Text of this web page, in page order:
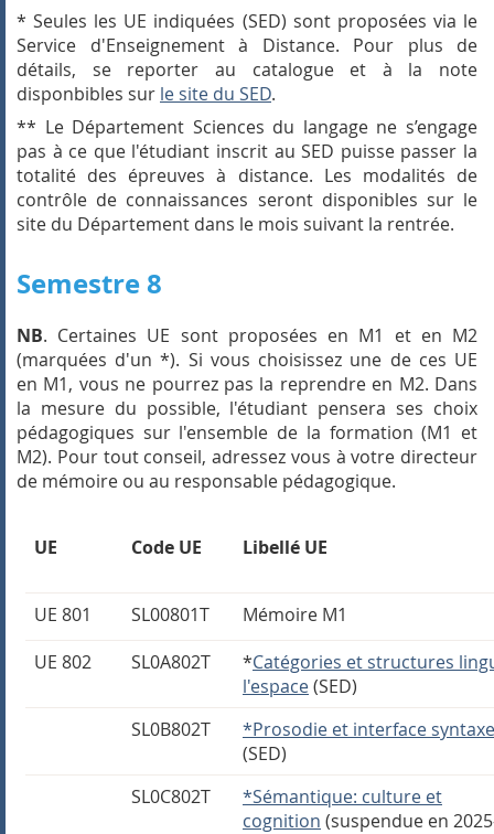
* Seules les UE indiquées (SED) sont proposées via le
Service d'Enseignement à Distance. Pour plus de
détails, se reporter au catalogue et à la note
disponbibles sur le site du SED.
** Le Département Sciences du langage ne s’engage
pas à ce que l'étudiant inscrit au SED puisse passer la
totalité des épreuves à distance. Les modalités de
contrôle de connaissances seront disponibles sur le
site du Département dans le mois suivant la rentrée.
Semestre 8
NB. Certaines UE sont proposées en M1 et en M2
(marquées d'un *). Si vous choisissez une de ces UE
en M1, vous ne pourrez pas la reprendre en M2. Dans
la mesure du possible, l'étudiant pensera ses choix
pédagogiques sur l'ensemble de la formation (M1 et
M2). Pour tout conseil, adressez vous à votre directeur
de mémoire ou au responsable pédagogique.
UE Code UE Libellé UE
UE 801 SL00801T
Mémoire M1
UE 802
SL0A802T *Catégories et structures
l'espace(SED)
SL0B802T
*Prosodie et interface
(SED)
SL0C802T
*Sémantique: culture et
cognition (suspendue en